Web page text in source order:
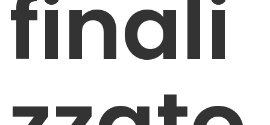
finali